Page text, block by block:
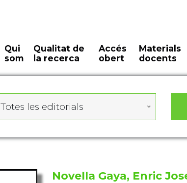
Qui
som
Qualitat de
la recerca
Accés
obert
Materials
docents
Totes les editorials
Novella Gaya, Enric